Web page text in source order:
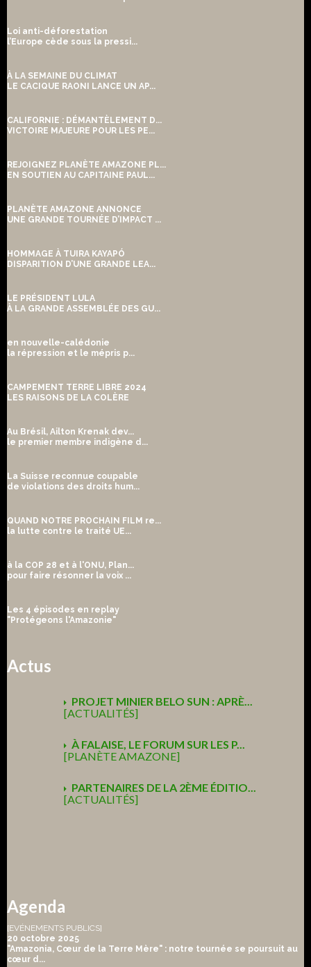
Loi anti-déforestation
l’Europe cède sous la pressi...
À LA SEMAINE DU CLIMAT
LE CACIQUE RAONI LANCE UN AP...
CALIFORNIE : DÉMANTÈLEMENT D...
VICTOIRE MAJEURE POUR LES PE...
REJOIGNEZ PLANÈTE AMAZONE PL...
EN SOUTIEN AU CAPITAINE PAUL...
PLANÈTE AMAZONE ANNONCE
UNE GRANDE TOURNÉE D’IMPACT ...
HOMMAGE À TUIRA KAYAPÓ
DISPARITION D’UNE GRANDE LEA...
LE PRÉSIDENT LULA
À LA GRANDE ASSEMBLÉE DES GU...
en nouvelle-calédonie
la répression et le mépris p...
CAMPEMENT TERRE LIBRE 2024
LES RAISONS DE LA COLÈRE
Au Brésil, Ailton Krenak dev...
le premier membre indigène d...
La Suisse reconnue coupable
de violations des droits hum...
QUAND NOTRE PROCHAIN FILM re...
la lutte contre le traité UE...
à la COP 28 et à l'ONU, Plan...
pour faire résonner la voix ...
Les 4 épisodes en replay
"Protégeons l'Amazonie"
Actus
PROJET MINIER BELO SUN : APRÈ...
[ACTUALITÉS]
À FALAISE, LE FORUM SUR LES P...
[PLANÈTE AMAZONE]
PARTENAIRES DE LA 2ÈME ÉDITIO...
[ACTUALITÉS]
Agenda
[EVÉNEMENTS PUBLICS]
20 octobre 2025
"Amazonia, Cœur de la Terre Mère" : notre tournée se poursuit au
cœur d...